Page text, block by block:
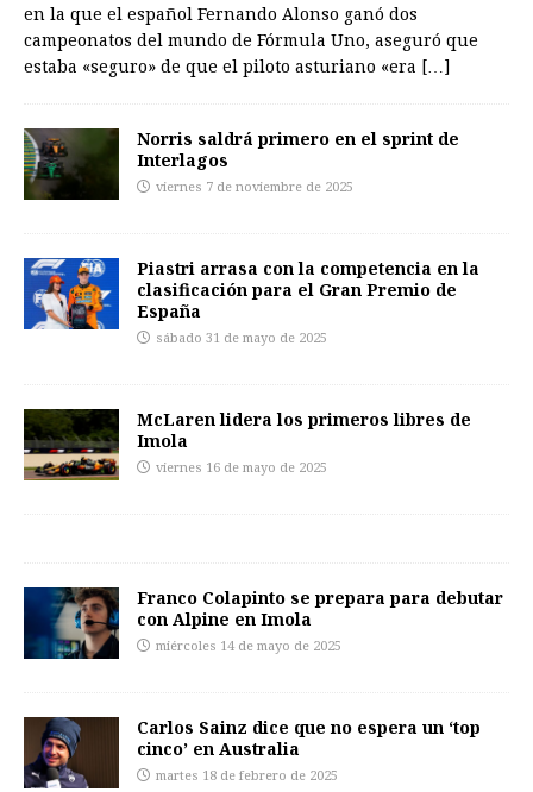
en la que el español Fernando Alonso ganó dos
campeonatos del mundo de Fórmula Uno, aseguró que
estaba «seguro» de que el piloto asturiano «era […]
Norris saldrá primero en el sprint de
Interlagos
viernes 7 de noviembre de 2025
Piastri arrasa con la competencia en la
clasificación para el Gran Premio de
España
sábado 31 de mayo de 2025
McLaren lidera los primeros libres de
Imola
viernes 16 de mayo de 2025
Franco Colapinto se prepara para debutar
con Alpine en Imola
miércoles 14 de mayo de 2025
Carlos Sainz dice que no espera un ‘top
cinco’ en Australia
martes 18 de febrero de 2025